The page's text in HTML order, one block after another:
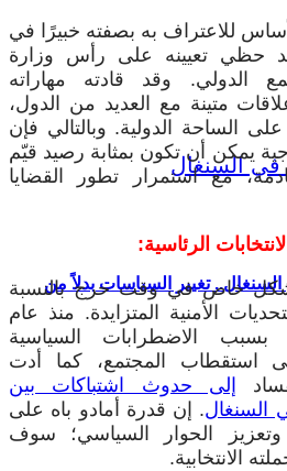
تغيير السياسات بدلاً من
للاعتراف به بصفته خبيرًا في
حظي تعيينه على رأس وزارة
الدولي. وقد قادته مهاراته
متينة مع العديد من الدول،
الساحة الدولية. وبالتالي فإن
يمكن أن تكون بمثابة رصيد قيّم
مع استمرار تطور القضايا
الرئاسية:
بشكل خاص في وقت حرج بالنسبة
الأمنية المتزايدة. منذ عام
بسبب الاضطرابات السياسية
استقطاب المجتمع، كما أدت
إلى حدوث اشتباكات بين
السنغال. إن قدرة أمادو باه على
الحوار السياسي؛ سوف
الانتخابية.